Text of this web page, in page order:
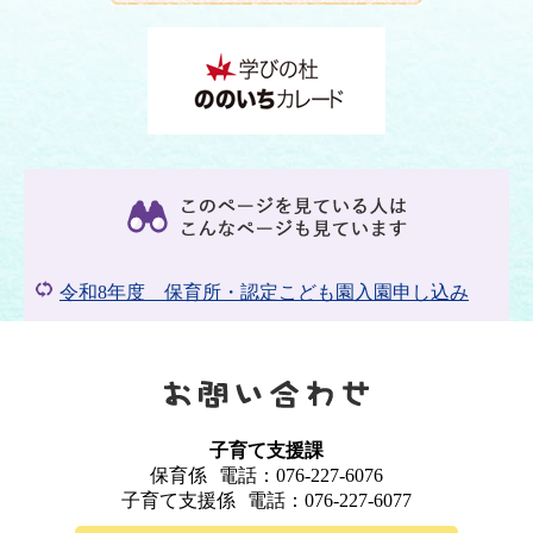
令和8年度 保育所・認定こども園入園申し込み
子育て支援課
保育係
電話：076-227-6076
子育て支援係
電話：076-227-6077